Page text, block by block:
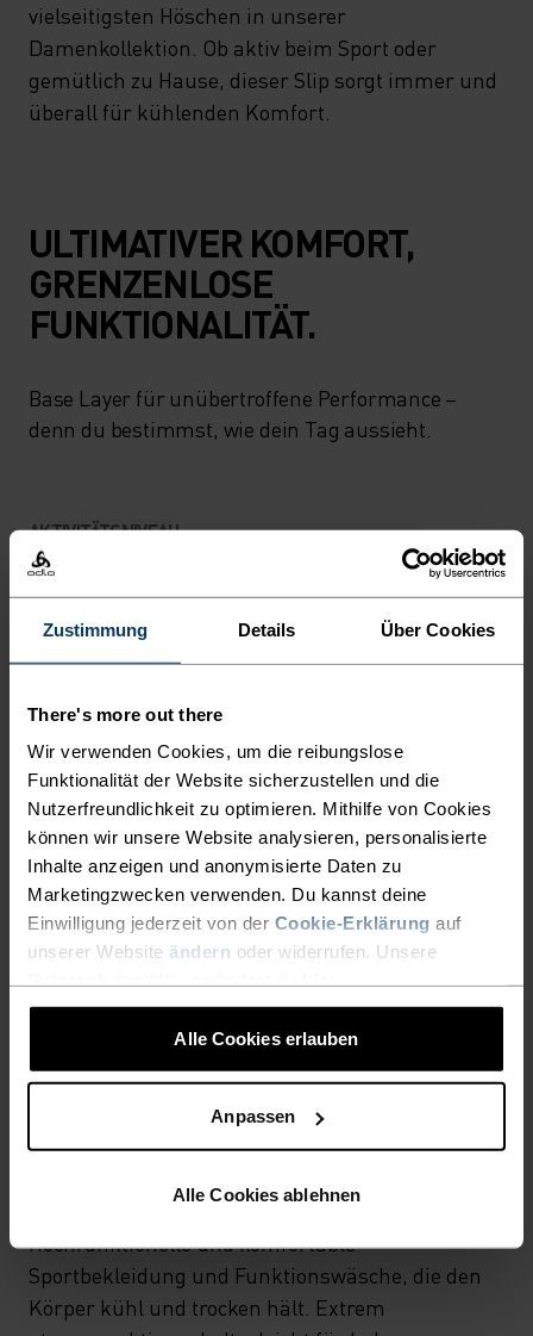
Zustimmung Details Über Cookies
There's more out there
Wir verwenden Cookies, um die reibungslose
Funktionalität der Website sicherzustellen und die
Nutzerfreundlichkeit zu optimieren. Mithilfe von Cookies
können wir unsere Website analysieren, personalisierte
Inhalte anzeigen und anonymisierte Daten zu
Marketingzwecken verwenden. Du kannst deine
Einwilligung jederzeit von der Cookie-Erklärung auf
unserer Website ändern oder widerrufen. Unsere
Alle Cookies erlauben
Anpassen
Alle Cookies ablehnen
vielseitigsten Höschen in unserer
Damenkollektion. Ob aktiv beim Sport oder
gemütlich zu Hause, dieser Slip sorgt immer und
überall für kühlenden Komfort.
ULTIMATIVER KOMFORT,
GRENZENLOSE
FUNKTIONALITÄT.
Base Layer für unübertroffene Performance –
denn du bestimmst, wie dein Tag aussieht.
AKTIVITÄTSNIVEAU
NIEDRIG MODERAT HOCH
ALLES HOCHINTENSIVE AKTIVITÄTEN
Wandern - Training - Running
MATERIALEIGENSCHAFTEN
SYNTHETISCH
MERINO
Synthetisch - fühlt sich wie eine zweite Haut an - dehnbar,
aussergewöhnlich leicht, exzellenter
Feuchtigkeitstransport, hilft bei der
Körpertemperaturregulierung, trocknet schnelle und
AKTIVE TEMPERATURREGULIERUNG FÜR EIN PERFEKTES
X-LIGHT
Hochfunktionelle und komfortable
Sportbekleidung und Funktionswäsche, die den
Körper kühl und trocken hält. Extrem